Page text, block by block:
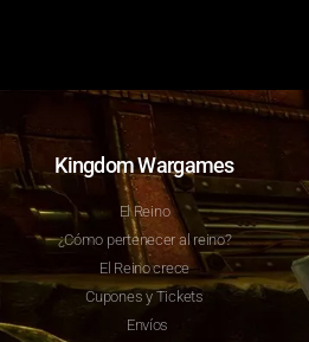
Kingdom Wargames
El Reino
¿Cómo pertenecer al reino?
El Reino crece
Cupones y Tickets
Envíos